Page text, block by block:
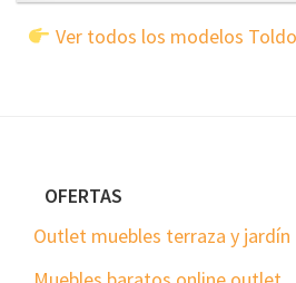
Ver todos los modelos
FooterOFERTAS
Outlet muebles terraza y jardín